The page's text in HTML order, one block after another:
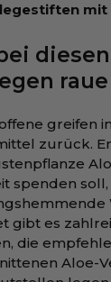
mit
greifen
zurück.
spenden
gibt es
die
Aloe-